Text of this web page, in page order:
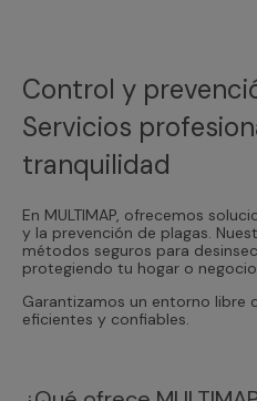
Control y
Servicios
tranquilidad
En MULTIMAP, ofrecemos
y la prevención de plagas.
métodos seguros para
protegiendo tu hogar o
Garantizamos un entorno libre
eficientes y confiables.